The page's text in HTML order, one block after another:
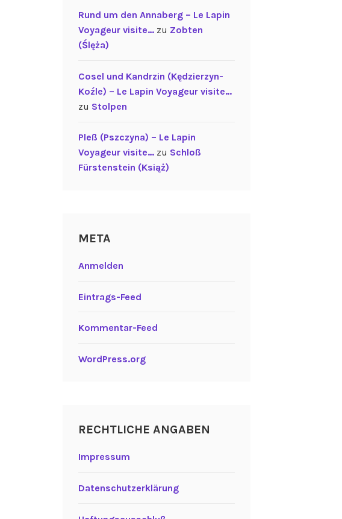
Rund um den Annaberg – Le Lapin
Voyageur visite…zu Zobten
(Ślęża)
Cosel und Kandrzin (Kędzierzyn-
Koźle) – Le Lapin Voyageur visite…
zu Stolpen
Pleß (Pszczyna) – Le Lapin
Voyageur visite…zu Schloß
Fürstenstein (Książ)
META
Anmelden
Eintrags-Feed
Kommentar-Feed
WordPress.org
RECHTLICHE ANGABEN
Impressum
Datenschutzerklärung